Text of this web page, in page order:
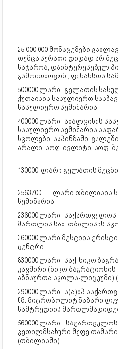
25 000 000 მონაცემები
თუმცა სურათი დიდად არ
საჯაროა, დაინტერესებულ
გამოითხოვონ , ფინანსთა
500000 ლარი გელათის
ქუთაისის სასულიერო
სასულიერო სემინარია
400000 ლარი ახალციხის
სასულიერო სემინარია
სკოლები: ასპინზაში,
არალი, სოფ. ივლიტი, სოფ.
130000 ლარი გელათის
2563700
ლარი თბილისის
სემინარია
236000 ლარი საქართველოს
მართლის სახ. თბილისის
360000 ლარი მესტიის
ცენტრი
830000 ლარი საქ. ნიკო
კავშირი (ნიკო
აზნაურთა სკოლა-ლიცეუმი)
290000 ლარი ა(ა)იპ
წმ. მიტროპოლიტ ნაზარი
სამტრედიის
560000 ლარი
საქართველოს
კეთილმსახური მეფე
(თბილისში)